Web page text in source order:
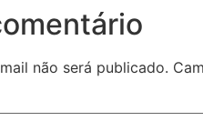
não será publicado.